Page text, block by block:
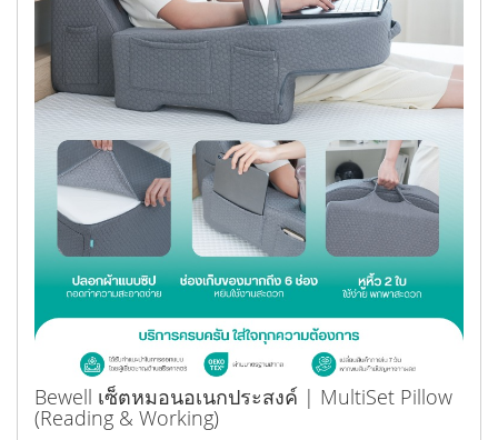
Bewell เซ็ตหมอนอเนกประสงค์ | MultiSet Pillow
(Reading & Working)